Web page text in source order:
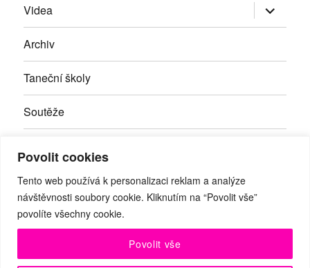
Povolit cookies
Tento web používá k personalizaci reklam a analýze
návštěvnosti soubory cookie. Kliknutím na “Povolit vše”
povolíte všechny cookie.
Povolit vše
Videa Zobrazit
položky
Archiv
Taneční školy
Soutěže
Kontakty
Facebook
RSS Youtube